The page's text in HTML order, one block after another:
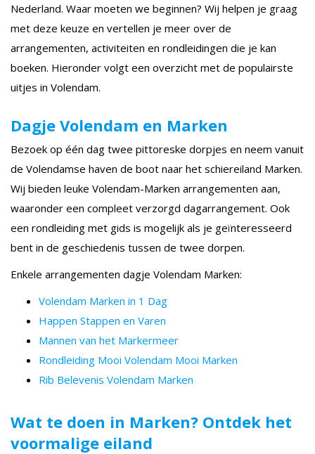
Nederland. Waar moeten we beginnen? Wij helpen je graag
met deze keuze en vertellen je meer over de
arrangementen, activiteiten en rondleidingen die je kan
boeken. Hieronder volgt een overzicht met de populairste
uitjes in Volendam.
Dagje Volendam en Marken
Bezoek op één dag twee pittoreske dorpjes en neem vanuit
de Volendamse haven de boot naar het schiereiland Marken.
Wij bieden leuke Volendam-Marken arrangementen aan,
waaronder een compleet verzorgd dagarrangement. Ook
een rondleiding met gids is mogelijk als je geïnteresseerd
bent in de geschiedenis tussen de twee dorpen.
Enkele arrangementen dagje Volendam Marken:
Volendam Marken in 1 Dag
Happen Stappen en Varen
Mannen van het Markermeer
Rondleiding Mooi Volendam Mooi Marken
Rib Belevenis Volendam Marken
Wat te doen in Marken? Ontdek het
voormalige eiland